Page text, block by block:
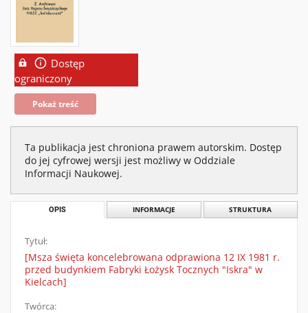
Dostęp
ograniczony
Pokaż treść
Ta publikacja jest chroniona prawem autorskim. Dostęp
do jej cyfrowej wersji jest możliwy w Oddziale
Informacji Naukowej.
OPIS INFORMACJE STRUKTURA
Tytuł:
[Msza święta koncelebrowana odprawiona 12 IX 1981 r.
przed budynkiem Fabryki Łożysk Tocznych "Iskra" w
Kielcach]
Twórca: